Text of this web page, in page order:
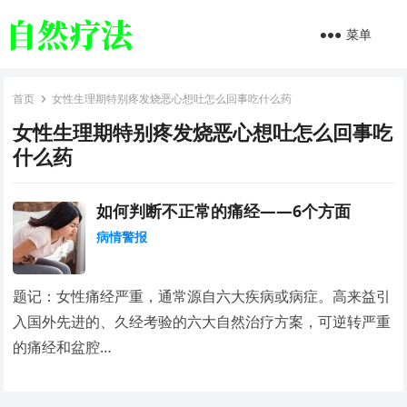
菜单
首页 女性生理期特别疼发烧恶心想吐怎么回事吃什么药
女性生理期特别疼发烧恶心想吐怎么回事吃
什么药
如何判断不正常的痛经——6个方面
病情警报
题记：女性痛经严重，通常源自六大疾病或病症。高来益引
入国外先进的、久经考验的六大自然治疗方案，可逆转严重
的痛经和盆腔…